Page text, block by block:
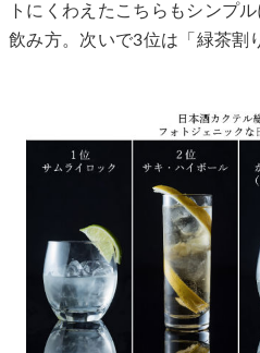
トにくわえたこちらもシンプ
飲み方。次いで3位は「緑茶割